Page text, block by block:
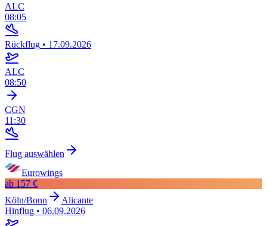
ALC
08:05
Rückflug • 17.09.2026
ALC
08:50
CGN
11:30
Flug auswählen
Eurowings
ab 157 €
Köln/Bonn
Alicante
Hinflug • 06.09.2026